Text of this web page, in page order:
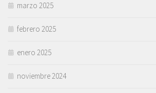
marzo 2025
febrero 2025
enero 2025
noviembre 2024